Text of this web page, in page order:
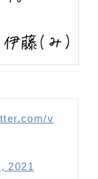
v
2021